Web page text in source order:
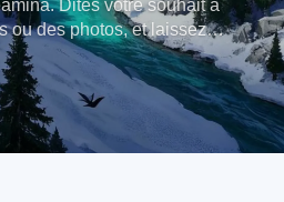
Dites votre souhait à
ou des photos, et laissez
d'une manière exquise et
élégante.